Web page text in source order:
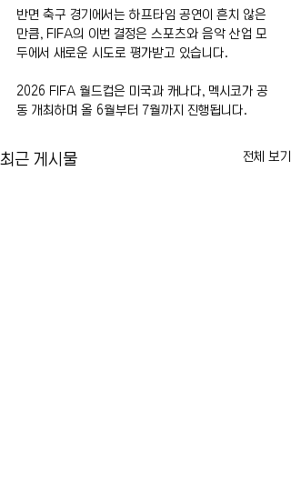
반면 축구 경기에서는 하프타임 공연이 흔치 않은
만큼, FIFA의 이번 결정은 스포츠와 음악 산업 모
두에서 새로운 시도로 평가받고 있습니다.
2026 FIFA 월드컵은 미국과 캐나다, 멕시코가 공
동 개최하며 올 6월부터 7월까지 진행됩니다.
최근 게시물 전체 보기